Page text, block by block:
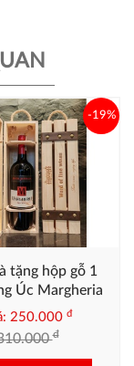
tặng hộp gỗ 1
Úc Margheria
250.000 đ
đ
-19%